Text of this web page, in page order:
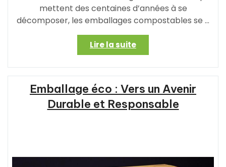
mettent des centaines d’années à se
décomposer, les emballages compostables se …
Lire la suite« Emballages
compostables
:
une
solution
écologique
pour
Emballage éco : Vers un Avenir
Durable et Responsable